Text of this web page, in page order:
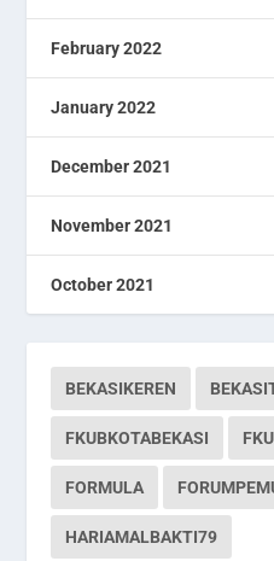
February 2022
January 2022
December 2021
November 2021
October 2021
BEKASIKEREN
FKUBKOTABEKASI
FORMULA
HARIAMALBAKTI79